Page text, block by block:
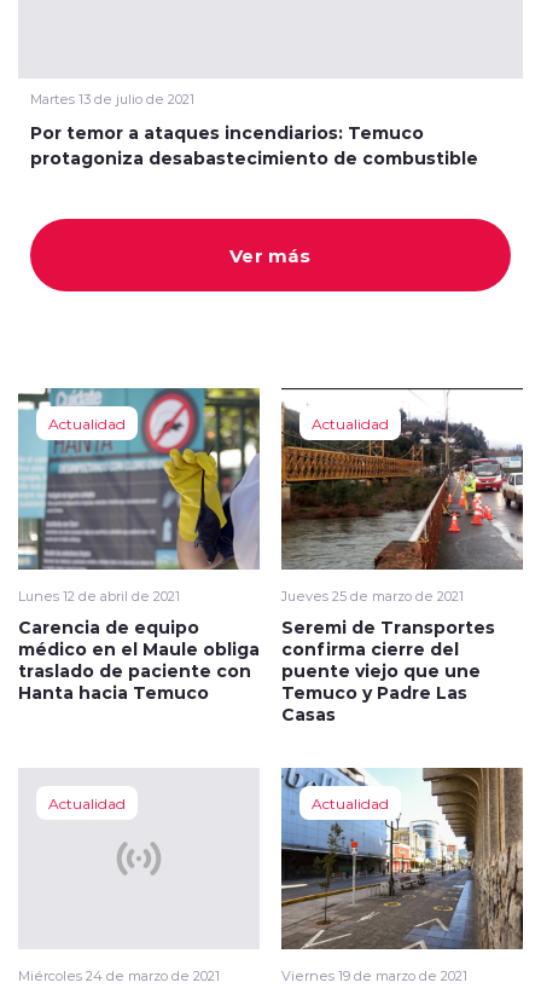
modo claro
Martes 13 de julio de 2021
Por temor a ataques incendiarios: Temuco
protagoniza desabastecimiento de combustible
Ver más
Actualidad
Lunes 12 de abril de 2021
Carencia de equipo
médico en el Maule obliga
traslado de paciente con
Hanta hacia Temuco
Actualidad
Jueves 25 de marzo de 2021
Seremi de Transportes
confirma cierre del
puente viejo que une
Temuco y Padre Las
Casas
Actualidad
Miércoles 24 de marzo de 2021
Actualidad
Viernes 19 de marzo de 2021